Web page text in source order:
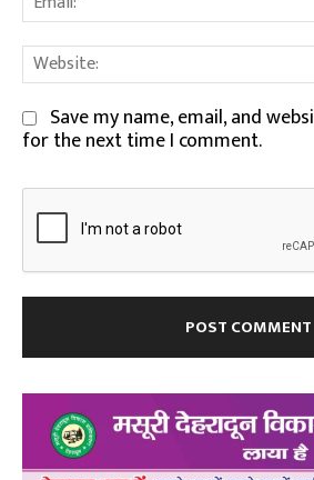
Save my name, email, and
for the next time I comment.